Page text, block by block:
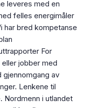
leveres med en
felles energimåler
har bred kompetanse
For
jobber med
gjennomgang av
Lenkene til
Nordmenn i utlandet